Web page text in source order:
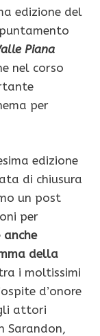
edizione del
Piana
nel corso
per
edizione
di chiusura
un post
per
anche
della
i moltissimi
d’onore
attori
Sarandon,